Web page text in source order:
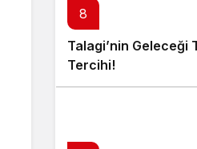
8
Talagi’nin Geleceği
Tercihi!